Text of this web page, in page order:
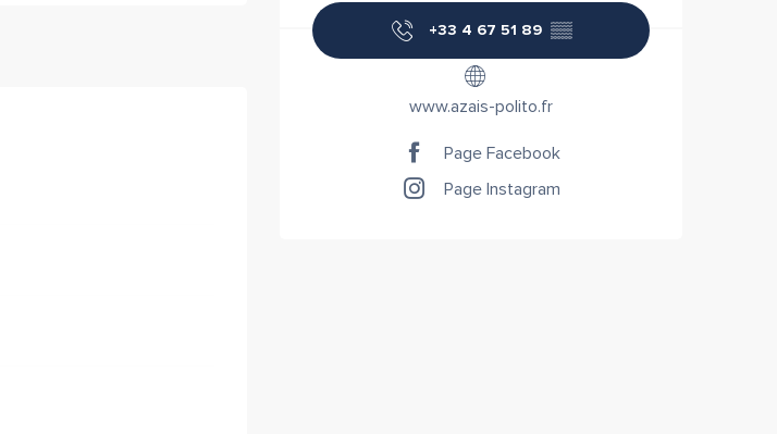
+33 4 67 51 89 ▒▒
www.azais-polito.fr
Page Facebook
Page Instagram